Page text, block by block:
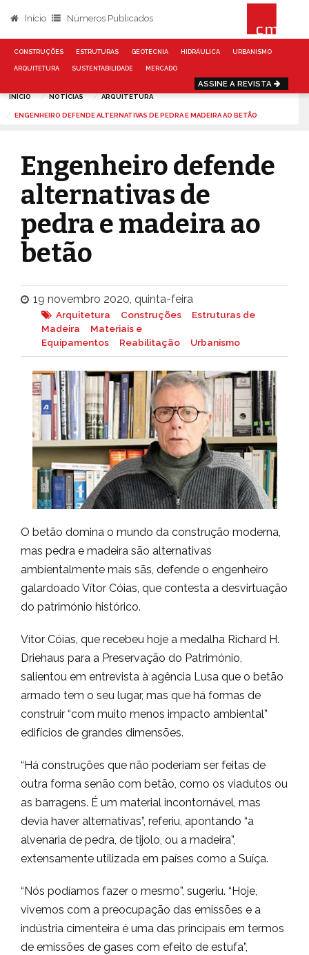
Início Números Publicados
CONSTRUÇÕES ESTRUTURAS GEOTECNIA HIDRÁULICA URBANISMO
ARQUITETURA SUSTENTABILIDADE MERCADO
ASSINE A REVISTA
INÍCIO NOTÍCIAS ARQUITETURA
ENGENHEIRO DEFENDE ALTERNATIVAS DE PEDRA E MADEIRA AO BETÃO
Engenheiro defende
alternativas de
pedra e madeira ao
betão
19 novembro 2020, quinta-feira
Arquitetura Construções
Estruturas de
Madeira
Materiais e
Equipamentos
Reabilitação Urbanismo
O betão domina o mundo da construção moderna,
mas pedra e madeira são alternativas
ambientalmente mais sãs, defende o engenheiro
galardoado Vítor Cóias, que contesta a desvirtuação
do património histórico.
Vítor Cóias, que recebeu hoje a medalha Richard H.
Driehaus para a Preservação do Património,
salientou em entrevista à agência Lusa que o betão
armado tem o seu lugar, mas que há formas de
construir “com muito menos impacto ambiental”
edifícios de grandes dimensões.
“Há construções que não poderiam ser feitas de
outra forma senão com betão, como os viadutos ou
as barragens. É um material incontornável, mas
devia haver alternativas”, referiu, apontando “a
alvenaria de pedra, de tijolo, ou a madeira”,
extensamente utilizada em países como a Suíça.
“Nós podíamos fazer o mesmo”, sugeriu. “Hoje,
vivemos com a preocupação das emissões e a
indústria cimenteira é uma das principais em termos
de emissões de gases com efeito de estufa”,